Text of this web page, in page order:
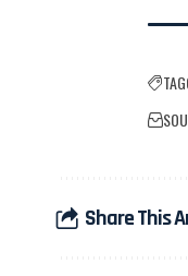
Share This